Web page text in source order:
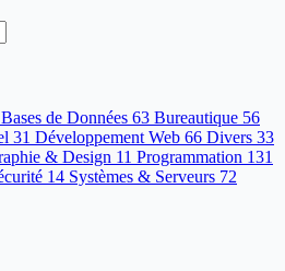
Bases de Données 63 Bureautique 56
31 Développement Web 66 Divers 33
& Design 11 Programmation 131
14 Systèmes & Serveurs 72